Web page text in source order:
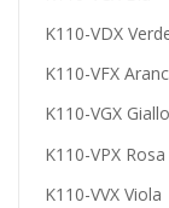
K110-VDX
K110-VFX
K110-VGX Giallo
K110-VPX Rosa
K110-VVX Viola